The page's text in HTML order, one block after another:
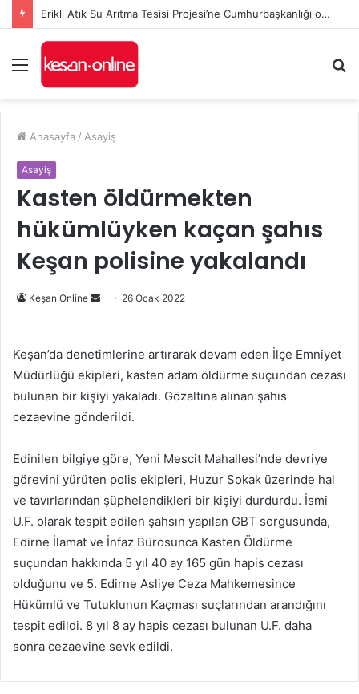
Erikli Atık Su Arıtma Tesisi Projesi’ne Cumhurbaşkanlığı onayı
Menü
...
Anasayfa / Asayiş
Asayiş
Kasten öldürmekten
hükümlüyken kaçan şahıs
Keşan polisine yakalandı
Keşan Online
Bir
göndermek
26 Ocak 2022
Keşan’da denetimlerine artırarak devam eden İlçe Emniyet
Müdürlüğü ekipleri, kasten adam öldürme suçundan cezası
bulunan bir kişiyi yakaladı. Gözaltına alınan şahıs
cezaevine gönderildi.
Edinilen bilgiye göre, Yeni Mescit Mahallesi’nde devriye
görevini yürüten polis ekipleri, Huzur Sokak üzerinde hal
ve tavırlarından şüphelendikleri bir kişiyi durdurdu. İsmi
U.F. olarak tespit edilen şahsın yapılan GBT sorgusunda,
Edirne İlamat ve İnfaz Bürosunca Kasten Öldürme
suçundan hakkında 5 yıl 40 ay 165 gün hapis cezası
olduğunu ve 5. Edirne Asliye Ceza Mahkemesince
Hükümlü ve Tutuklunun Kaçması suçlarından arandığını
tespit edildi. 8 yıl 8 ay hapis cezası bulunan U.F. daha
sonra cezaevine sevk edildi.